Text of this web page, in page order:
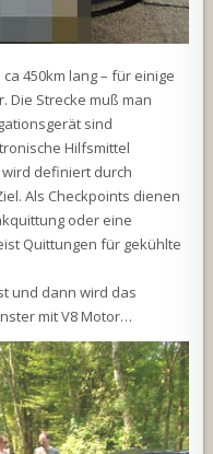
450km lang – für einige
Die Strecke muß man
sind
Hilfsmittel
definiert durch
Als Checkpoints dienen
oder eine
Quittungen für gekühlte
und dann wird das
mit V8 Motor…